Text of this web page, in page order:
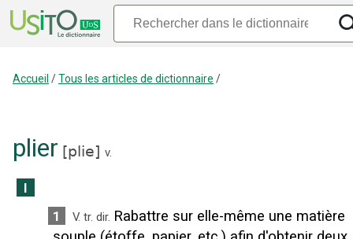
Accueil /Tous les articles de dictionnaire /
plier [plie] v.
I
1
V. tr. dir. Rabattre sur elle-même une matière